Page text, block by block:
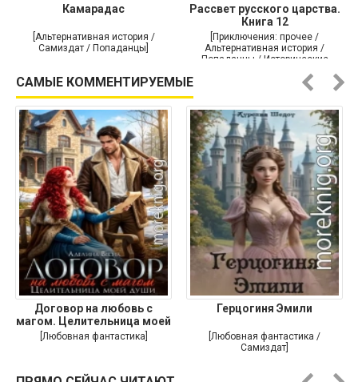
Камарадас
[Альтернативная история /
Самиздат / Попаданцы]
Рассвет русского царства.
Книга 12
[Приключения: прочее /
Альтернативная история /
Попаданцы / Исторические
САМЫЕ КОММЕНТИРУЕМЫЕ
Договор на любовь с
магом. Целительница моей
души
[Любовная фантастика]
Герцогиня Эмили
[Любовная фантастика /
Самиздат]